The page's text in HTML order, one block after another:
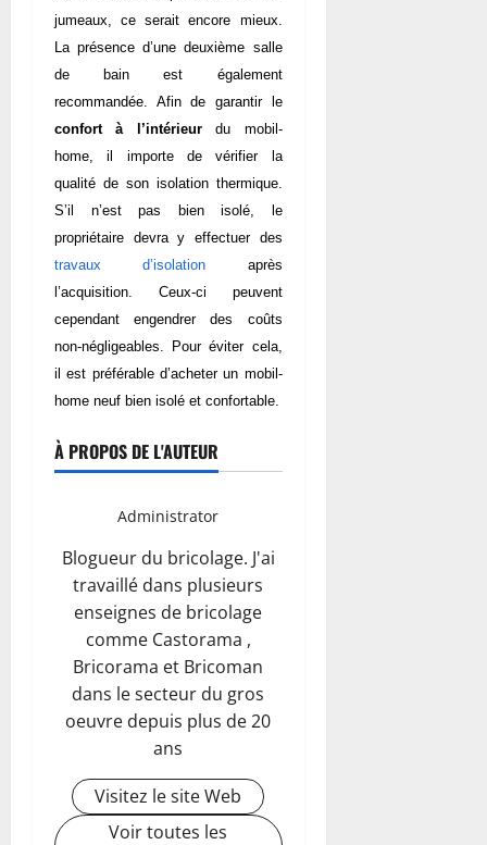
jumeaux, ce serait encore mieux.
La présence d’une deuxième salle
de bain est également
recommandée. Afin de garantir le
confort à l’intérieurdu mobil-
home, il importe de vérifier la
qualité de son isolation thermique.
S’il n’est pas bien isolé, le
propriétaire devra y effectuer des
travaux d’isolation après
l’acquisition. Ceux-ci peuvent
cependant engendrer des coûts
non-négligeables. Pour éviter cela,
il est préférable d’acheter un mobil-
home neuf bien isolé et confortable.
À PROPOS DE L'AUTEUR
Administrator
Blogueur du bricolage. J'ai
travaillé dans plusieurs
enseignes de bricolage
comme Castorama ,
Bricorama et Bricoman
dans le secteur du gros
oeuvre depuis plus de 20
ans
Visitez le site Web
Voir toutes les